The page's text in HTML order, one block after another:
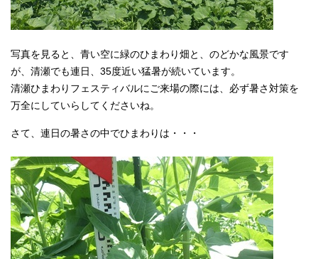
写真を見ると、青い空に緑のひまわり畑と、のどかな風景です
が、清瀬でも連日、35度近い猛暑が続いています。
清瀬ひまわりフェスティバルにご来場の際には、必ず暑さ対策を
万全にしていらしてくださいね。
さて、連日の暑さの中でひまわりは・・・